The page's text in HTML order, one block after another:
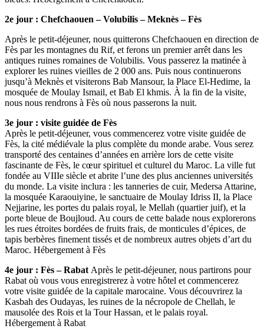
2e jour : Chefchaouen – Volubilis – Meknès – Fès
Après le petit-déjeuner, nous quitterons Chefchaouen en direction de
Fès par les montagnes du Rif, et ferons un premier arrêt dans les
antiques ruines romaines de Volubilis. Vous passerez la matinée à
explorer les ruines vieilles de 2 000 ans. Puis nous continuerons
jusqu’à Meknès et visiterons Bab Mansour, la Place El-Hedime, la
mosquée de Moulay Ismail, et Bab El khmis. À la fin de la visite,
nous nous rendrons à Fès où nous passerons la nuit.
3e jour : visite guidée de Fès
Après le petit-déjeuner, vous commencerez votre visite guidée de
Fès, la cité médiévale la plus complète du monde arabe. Vous serez
transporté des centaines d’années en arrière lors de cette visite
fascinante de Fès, le cœur spirituel et culturel du Maroc. La ville fut
fondée au VIIIe siècle et abrite l’une des plus anciennes universités
du monde. La visite inclura : les tanneries de cuir, Medersa Attarine,
la mosquée Karaouiyine, le sanctuaire de Moulay Idriss II, la Place
Nejjarine, les portes du palais royal, le Mellah (quartier juif), et la
porte bleue de Boujloud. Au cours de cette balade nous explorerons
les rues étroites bordées de fruits frais, de monticules d’épices, de
tapis berbères finement tissés et de nombreux autres objets d’art du
Maroc. Hébergement à Fès
4e jour : Fès – Rabat Après le petit-déjeuner, nous partirons pour
Rabat où vous vous enregistrerez à votre hôtel et commencerez
votre visite guidée de la capitale marocaine. Vous découvrirez la
Kasbah des Oudayas, les ruines de la nécropole de Chellah, le
mausolée des Rois et la Tour Hassan, et le palais royal.
Hébergement à Rabat